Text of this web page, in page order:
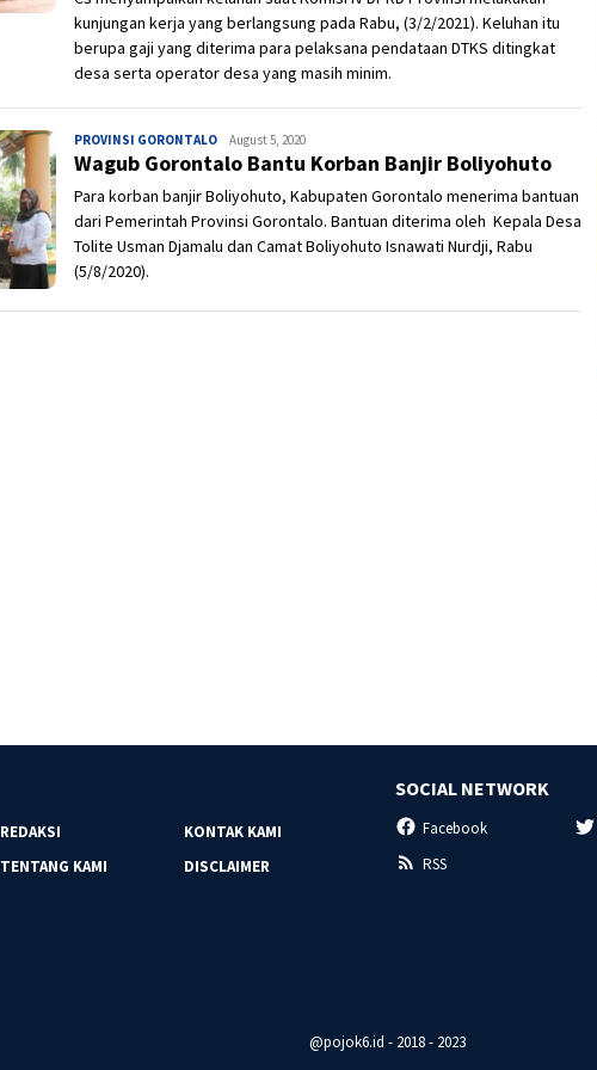
kunjungan kerja yang berlangsung pada Rabu, (3/2/2021). Keluhan itu
berupa gaji yang diterima para pelaksana pendataan DTKS ditingkat
desa serta operator desa yang masih minim.
PROVINSI GORONTALO Ivan
August 5, 2020
Wagub Gorontalo Bantu Korban Banjir Boliyohuto
Para korban banjir Boliyohuto, Kabupaten Gorontalo menerima bantuan
dari Pemerintah Provinsi Gorontalo. Bantuan diterima oleh Kepala Desa
Tolite Usman Djamalu dan Camat Boliyohuto Isnawati Nurdji, Rabu
(5/8/2020).
REDAKSI
KONTAK KAMI
TENTANG KAMI
DISCLAIMER
SOCIAL NETWORK
Facebook
RSS
@pojok6.id - 2018 - 2023